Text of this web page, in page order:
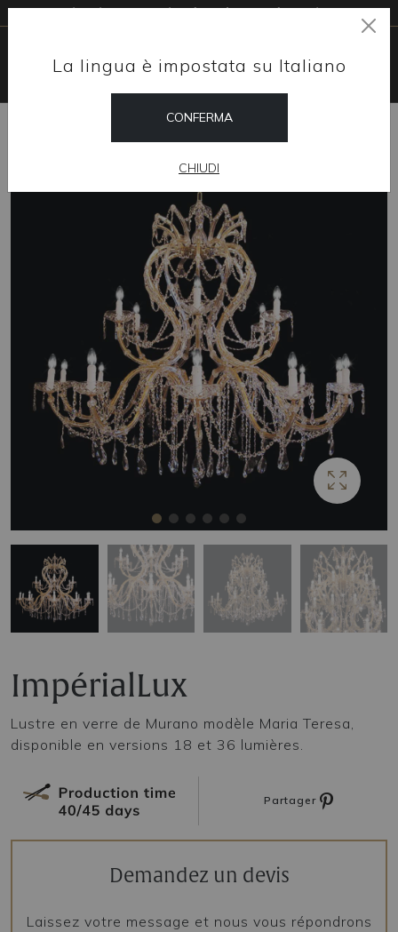
La lingua è impostata su Italiano
CONFERMA
CHIUDI
Livraison gratuite dans le monde entier
ImpérialLux
Lustre en verre de Murano modèle Maria Teresa,
disponible en versions 18 et 36 lumières.
Partager
Demandez un devis
Laissez votre message et nous vous répondrons